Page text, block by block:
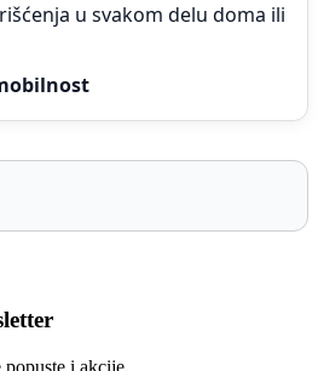
u svakom delu doma ili
popuste i akcije.